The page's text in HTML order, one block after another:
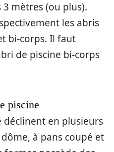
mètres (ou plus).
les abris
bi-corps. Il faut
de piscine bi-corps
piscine
déclinent en plusieurs
à pans coupé et